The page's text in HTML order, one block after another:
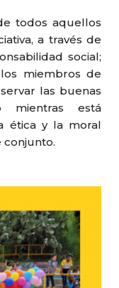
todos aquellos
a través de
social;
miembros de
las buenas
mientras está
ética y la moral
conjunto.